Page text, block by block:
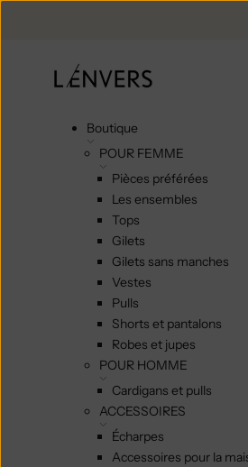
L'ENVERS
Boutique
POUR FEMME
Pièces préférées
Les ensembles
Tops
Gilets
Gilets sans manches
Vestes
Pulls
Shorts et pantalons
Robes et jupes
POUR HOMME
Cardigans et pulls
ACCESSOIRES
Écharpes
Accessoires pour la